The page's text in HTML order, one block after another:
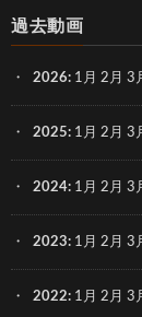
過去動画
2026: 1月 2月 3
2025: 1月 2月 3
2024: 1月 2月 3
2023: 1月 2月 3
2022: 1月 2月 3